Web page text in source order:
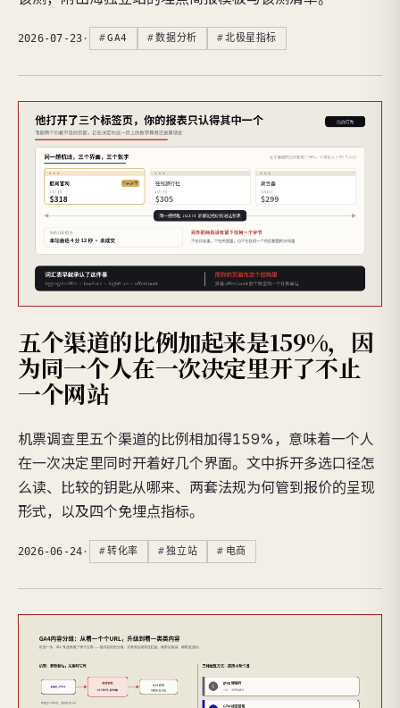
2026-07-23 · GA4 数据分析 北极星指标
五个渠道的比例加起来是159%，因
为同一个人在一次决定里开了不止
一个网站
机票调查里五个渠道的比例相加得159%，意味着一个人
在一次决定里同时开着好几个界面。文中拆开多选口径怎
么读、比较的钥匙从哪来、两套法规为何管到报价的呈现
形式，以及四个免埋点指标。
2026-06-24 · 转化率 独立站 电商